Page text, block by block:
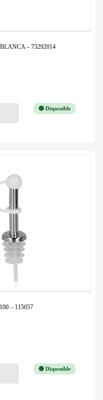
– 73292014
🟢 Disponible
– 115057
🟢 Disponible